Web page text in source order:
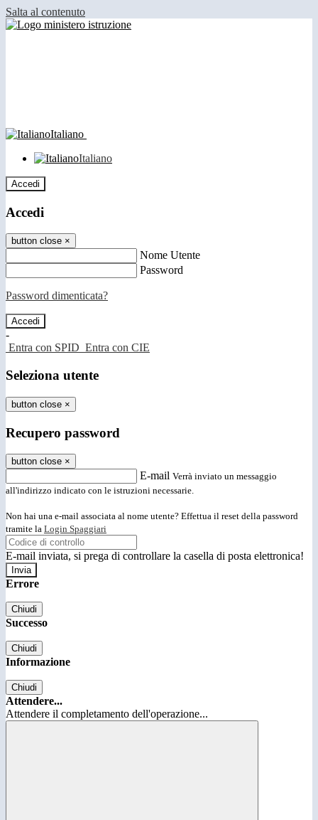
Salta al contenuto
Italiano
Italiano
Accedi
Accedi
button close ×
Nome Utente
Password
Password dimenticata?
-
Entra con SPID Entra con CIE
Seleziona utente
button close ×
Recupero password
button close ×
E-mail Verrà inviato un messaggio
all'indirizzo indicato con le istruzioni necessarie.
Non hai una e-mail associata al nome utente? Effettua il reset della password
tramite la Login Spaggiari
E-mail inviata, si prega di controllare la casella di posta elettronica!
Errore
Chiudi
Successo
Chiudi
Informazione
Chiudi
Attendere...
Attendere il completamento dell'operazione...